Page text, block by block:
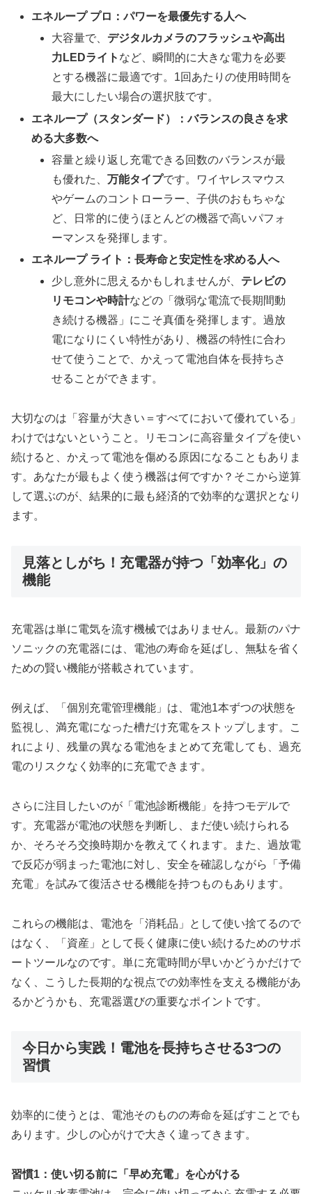
エネループ プロ：パワーを最優先する人へ
大容量で、 デジタルカメラのフラッシュや高出
力LEDライト など、瞬間的に大きな電力を必要
とする機器に最適です。1回あたりの使用時間を
最大にしたい場合の選択肢です。
エネループ（スタンダード）：バランスの良さを求
める大多数へ
容量と繰り返し充電できる回数のバランスが最
も優れた、万能タイプです。ワイヤレスマウス
やゲームのコントローラー、子供のおもちゃな
ど、日常的に使うほとんどの機器で高いパフォ
ーマンスを発揮します。
エネループ ライト：長寿命と安定性を求める人へ
少し意外に思えるかもしれませんが、 テレビの
リモコンや時計などの「微弱な電流で長期間動
き続ける機器」にこそ真価を発揮します。過放
電になりにくい特性があり、機器の特性に合わ
せて使うことで、かえって電池自体を長持ちさ
せることができます。
大切なのは「容量が大きい＝すべてにおいて優れている」
わけではないということ。リモコンに高容量タイプを使い
続けると、かえって電池を傷める原因になることもありま
す。あなたが最もよく使う機器は何ですか？そこから逆算
して選ぶのが、結果的に最も経済的で効率的な選択となり
ます。
見落としがち！充電器が持つ「効率化」の
機能
充電器は単に電気を流す機械ではありません。最新のパナ
ソニックの充電器には、電池の寿命を延ばし、無駄を省く
ための賢い機能が搭載されています。
例えば、「個別充電管理機能」は、電池1本ずつの状態を
監視し、満充電になった槽だけ充電をストップします。こ
れにより、残量の異なる電池をまとめて充電しても、過充
電のリスクなく効率的に充電できます。
さらに注目したいのが「電池診断機能」を持つモデルで
す。充電器が電池の状態を判断し、まだ使い続けられる
か、そろそろ交換時期かを教えてくれます。また、過放電
で反応が弱まった電池に対し、安全を確認しながら「予備
充電」を試みて復活させる機能を持つものもあります。
これらの機能は、電池を「消耗品」として使い捨てるので
はなく、「資産」として長く健康に使い続けるためのサポ
ートツールなのです。単に充電時間が早いかどうかだけで
なく、こうした長期的な視点での効率性を支える機能があ
るかどうかも、充電器選びの重要なポイントです。
今日から実践！電池を長持ちさせる3つの
習慣
効率的に使うとは、電池そのものの寿命を延ばすことでも
あります。少しの心がけで大きく違ってきます。
習慣1：使い切る前に「早め充電」を心がける